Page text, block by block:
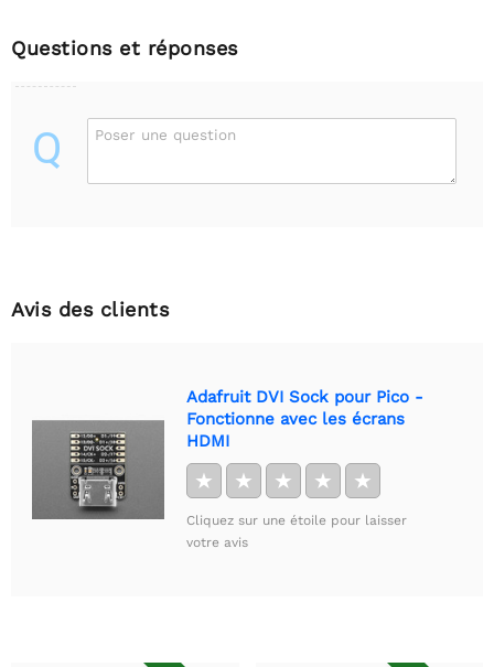
Questions et réponses
Q Poser une question
Avis des clients
Adafruit DVI Sock pour Pico -
Fonctionne avec les écrans
HDMI
★ ★ ★ ★ ★
Cliquez sur une étoile pour laisser
votre avis